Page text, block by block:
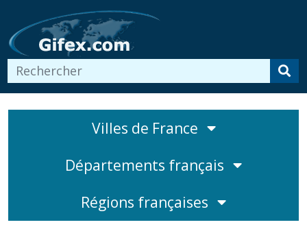
Villes de France
Départements français
Régions françaises